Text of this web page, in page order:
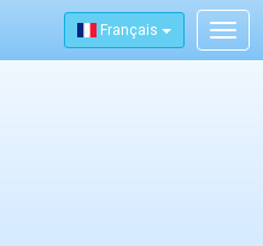
Français